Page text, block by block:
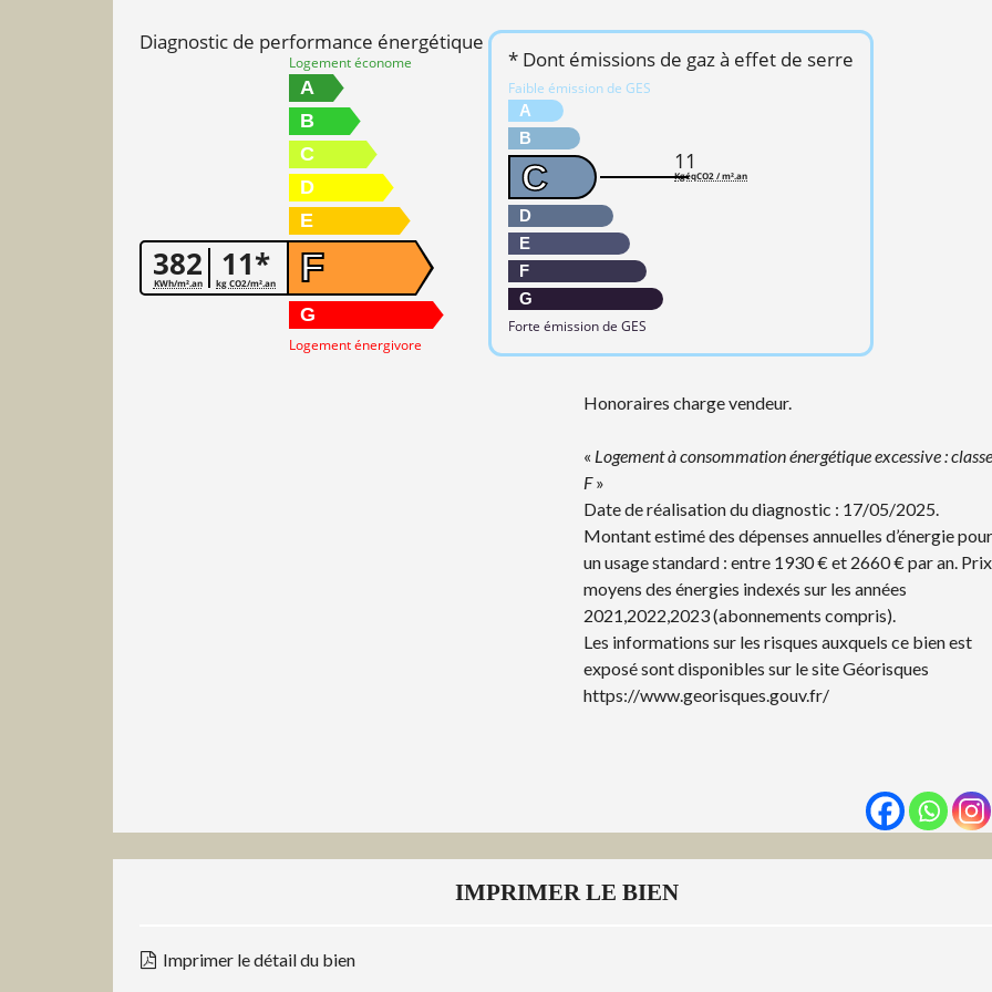
Diagnostic de performance énergétique
382
KWh/m².an 11*
kg CO2/m².an
Logement économe
A
B
C
D
E
F
G
Logement énergivore
* Dont émissions de gaz à effet de serre
Faible émission de GES
A
B
C
D
E
F
G
Forte émission de GES
11
KgéqCO2 / m².an
Honoraires charge vendeur.
« Logement à consommation énergétique excessive : classe
F»
Date de réalisation du diagnostic : 17/05/2025.
Montant estimé des dépenses annuelles d’énergie pour
un usage standard : entre 1930 € et 2660 € par an. Prix
moyens des énergies indexés sur les années
2021,2022,2023 (abonnements compris).
Les informations sur les risques auxquels ce bien est
exposé sont disponibles sur le site Géorisques
https://www.georisques.gouv.fr/
IMPRIMER LE BIEN
Imprimer le détail du bien